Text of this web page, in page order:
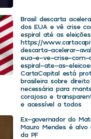
Brasil descarta
dos EUA e vê crise
espiral até as
https://
descarta-acelerar-
eua-e-ve-crise-
espiral-ate-as-
CartaCapital está
brasileira sobre
necessária para
corajoso e
e acessível a todos
Ex-governador do
Mauro Mendes é alvo
da PF